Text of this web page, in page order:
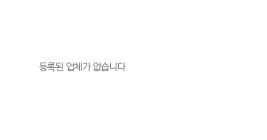
등록된 업체가 없습니다.